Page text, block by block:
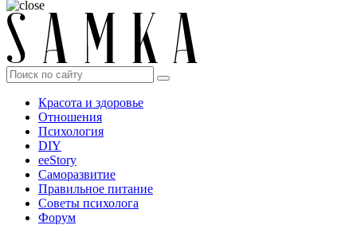
Красота и здоровье
Отношения
Психология
DIY
ееStory
Саморазвитие
Правильное питание
Советы психолога
Форум